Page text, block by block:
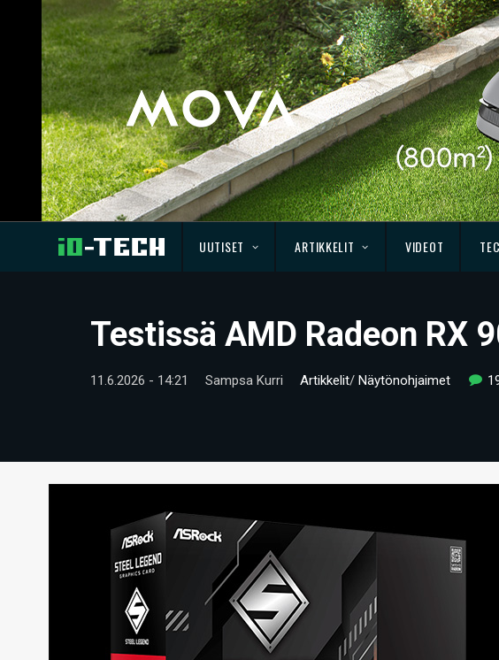
UUTISET ARTIKKELIT VIDEOT
Testissä AMD Radeon RX
11.6.2026 - 14:21 Sampsa Kurri Artikkelit/ Näytönohjaimet